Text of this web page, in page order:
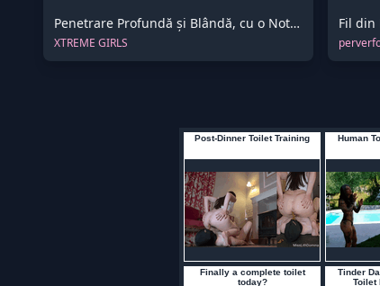
Penetrare Profundă și Blândă, cu o Notă Brută
XTREME GIRLS